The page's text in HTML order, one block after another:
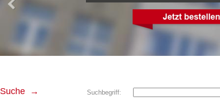
Suche → Suchbegriff: